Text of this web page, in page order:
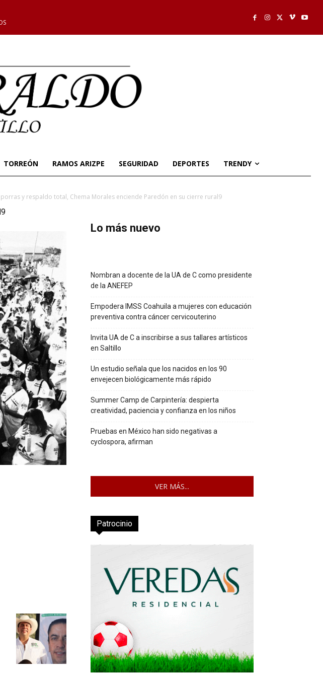
TORREÓN RAMOS ARIZPE SEGURIDAD DEPORTES TRENDY
porras y respaldo total, Chema Morales enciende Paredón en su cierre rural9
Lo más nuevo
Nombran a docente de la UA de C como presidente
de la ANEFEP
Empodera IMSS Coahuila a mujeres con educación
preventiva contra cáncer cervicouterino
Invita UA de C a inscribirse a sus tallares artísticos
en Saltillo
Un estudio señala que los nacidos en los 90
envejecen biológicamente más rápido
Summer Camp de Carpintería: despierta
creatividad, paciencia y confianza en los niños
Pruebas en México han sido negativas a
cyclospora, afirman
VER MÁS...
Patrocinio